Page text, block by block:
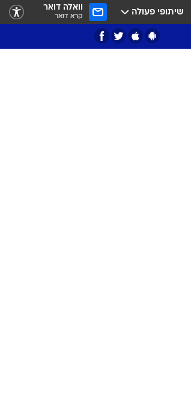
שיתופי פעולה וואלה דואר
קרא דואר